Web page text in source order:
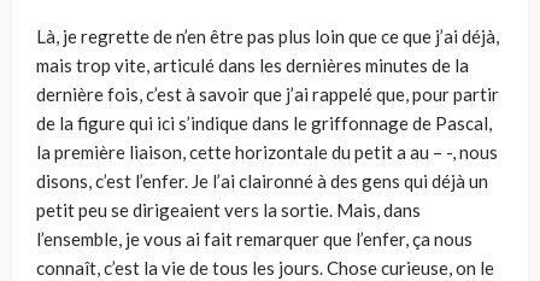
Là, je regrette de n’en être pas plus loin que ce que j’ai déjà,
mais trop vite, articulé dans les dernières minutes de la
dernière fois, c’est à savoir que j’ai rappelé que, pour partir
de la figure qui ici s’indique dans le griffonnage de Pascal,
la première liaison, cette horizontale du petit a au – -, nous
disons, c’est l’enfer. Je l’ai claironné à des gens qui déjà un
petit peu se dirigeaient vers la sortie. Mais, dans
l’ensemble, je vous ai fait remarquer que l’enfer, ça nous
connaît, c’est la vie de tous les jours. Chose curieuse, on le